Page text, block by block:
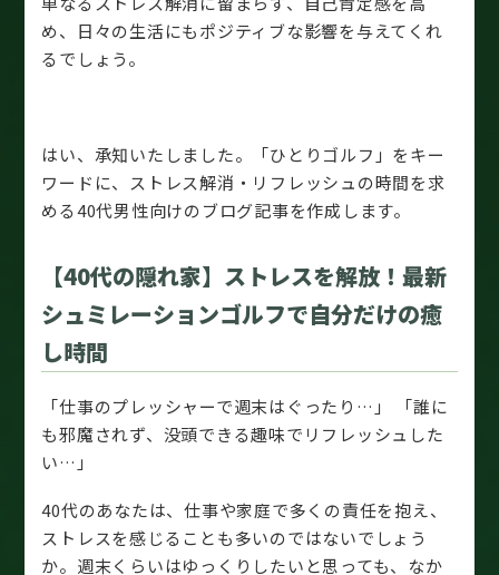
め、日々の生活にもポジティブな影響を与えてくれ
るでしょう。
はい、承知いたしました。「ひとりゴルフ」をキー
ワードに、ストレス解消・リフレッシュの時間を求
める40代男性向けのブログ記事を作成します。
【40代の隠れ家】ストレスを解放！最新
シュミレーションゴルフで自分だけの癒
し時間
「仕事のプレッシャーで週末はぐったり…」 「誰に
も邪魔されず、没頭できる趣味でリフレッシュした
い…」
40代のあなたは、仕事や家庭で多くの責任を抱え、
ストレスを感じることも多いのではないでしょう
か。週末くらいはゆっくりしたいと思っても、なか